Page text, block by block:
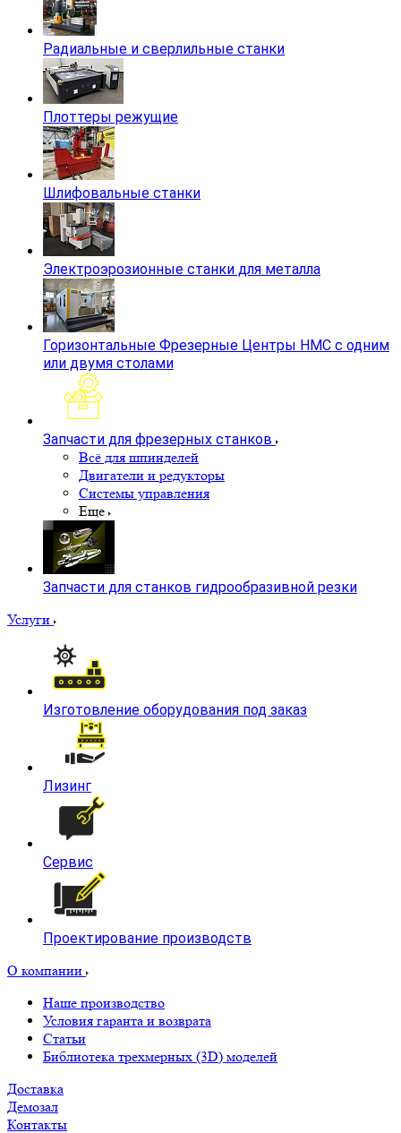
Радиальные и сверлильные станки
Плоттеры режущие
Шлифовальные станки
Электроэрозионные станки для металла
Горизонтальные Фрезерные Центры HMC с одним
или двумя столами
Запчасти для фрезерных станков
Всё для шпинделей
Двигатели и редукторы
Системы управления
Еще
Запчасти для станков гидрообразивной резки
Услуги
Изготовление оборудования под заказ
Лизинг
Сервис
Проектирование производств
О компании
Наше производство
Условия гаранта и возврата
Статьи
Библиотека трехмерных (3D) моделей
Доставка
Демозал
Контакты